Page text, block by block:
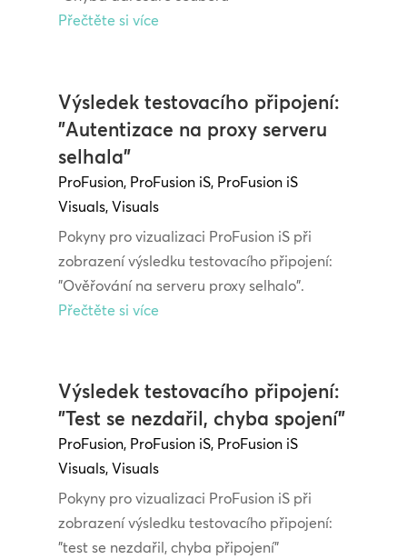
Přečtěte si více
Výsledek testovacího připojení:
"Autentizace na proxy serveru
selhala"
ProFusion, ProFusion iS, ProFusion iS
Visuals, Visuals
Pokyny pro vizualizaci ProFusion iS při
zobrazení výsledku testovacího připojení:
"Ověřování na serveru proxy selhalo".
Přečtěte si více
Výsledek testovacího připojení:
"Test se nezdařil, chyba spojení"
ProFusion, ProFusion iS, ProFusion iS
Visuals, Visuals
Pokyny pro vizualizaci ProFusion iS při
zobrazení výsledku testovacího připojení:
"test se nezdařil, chyba připojení"